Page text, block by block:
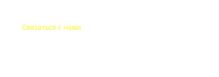
Связаться с нами